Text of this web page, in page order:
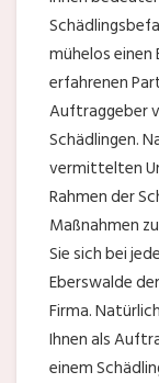
mühelos einen
erfahrenen
Auftraggeber
Schädlingen.
vermittelten
Rahmen der
Maßnahmen
Sie sich bei
Eberswalde
Firma.
Ihnen als
einem